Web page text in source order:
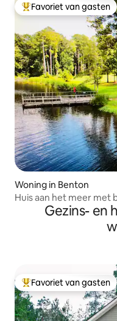
Topfavoriet van gasten
Favoriet van gasten
Woning in Benton
Huis aan het meer met
Gezins- en
Topfavoriet van gasten
Favoriet van gasten